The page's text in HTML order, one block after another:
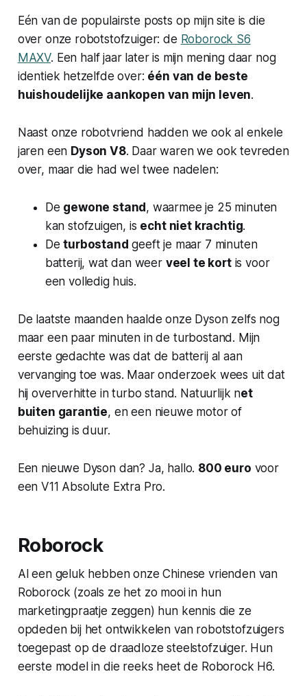
Eén van de populairste posts op mijn site is die
over onze robotstofzuiger: de Roborock S6
MAXV. Een half jaar later is mijn mening daar nog
identiek hetzelfde over: één van de beste
huishoudelijke aankopen van mijn leven.
Naast onze robotvriend hadden we ook al enkele
jaren een Dyson V8. Daar waren we ook tevreden
over, maar die had wel twee nadelen:
De gewone stand, waarmee je 25 minuten
kan stofzuigen, is echt niet krachtig.
Deturbostand geeft je maar 7 minuten
batterij, wat dan weer veel te kortis voor
een volledig huis.
De laatste maanden haalde onze Dyson zelfs nog
maar een paar minuten in de turbostand. Mijn
eerste gedachte was dat de batterij al aan
vervanging toe was. Maar onderzoek wees uit dat
hij oververhitte in turbo stand. Natuurlijk net
buiten garantie, en een nieuwe motor of
behuizing is duur.
Een nieuwe Dyson dan? Ja, hallo. 800 euro voor
een V11 Absolute Extra Pro.
Roborock
Al een geluk hebben onze Chinese vrienden van
Roborock (zoals ze het zo mooi in hun
marketingpraatje zeggen) hun kennis die ze
opdeden bij het ontwikkelen van robotstofzuigers
toegepast op de draadloze steelstofzuiger. Hun
eerste model in die reeks heet de Roborock H6.